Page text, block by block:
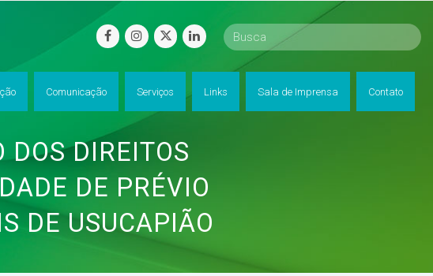
facebookinstagram
twitterlinkedin
Comunicação Serviços Links Sala de Imprensa Contato
DIREITOS
DE PRÉVIO
DE USUCAPIÃO